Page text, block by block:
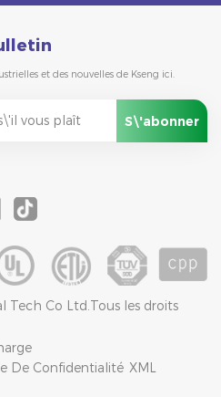
et des nouvelles de Kseng ici.
Tech Co Ltd.Tous les droits
De Confidentialité XML